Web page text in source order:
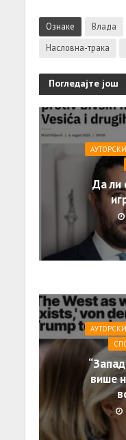
Ознаке Влада
Насловна-трака
Погледајте још
Да ли
више